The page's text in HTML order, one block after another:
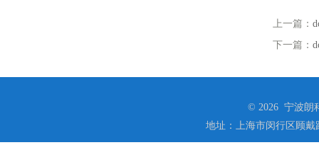
上一篇：
下一篇：
© 2026 宁波朗
地址：上海市闵行区顾